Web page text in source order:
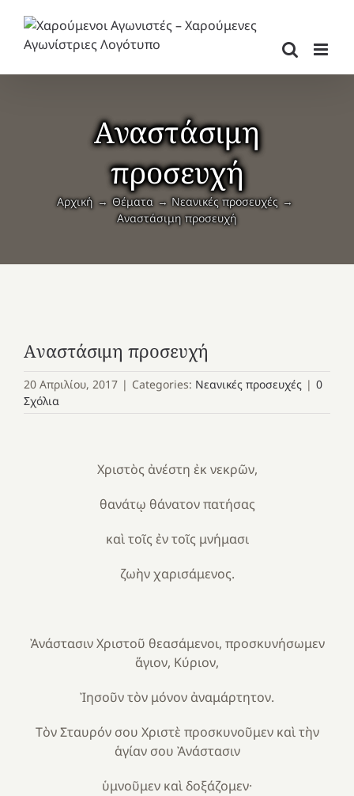
περιεχόμενο
Aναστάσιμη
προσευχή
Αρχική Θέματα
Νεανικές προσευχές
Aναστάσιμη προσευχή
Aναστάσιμη προσευχή
20 Απριλίου, 2017 | Categories: Νεανικές προσευχές | 0
Σχόλια
Χριστὸς ἀνέστη ἐκ νεκρῶν,
θανάτῳ θάνατον πατήσας
καὶ τοῖς ἐν τοῖς μνήμασι
ζωὴν χαρισάμενος.
Ἀνάστασιν Χριστοῦ θεασάμενοι, προσκυνήσωμεν
ἅγιον, Κύριον,
Ἰησοῦν τὸν μόνον ἀναμάρτητον.
Τὸν Σταυρόν σου Χριστὲ προσκυνοῦμεν καὶ τὴν
ἁγίαν σου Ἀνάστασιν
ὑμνοῦμεν καὶ δοξάζομεν·